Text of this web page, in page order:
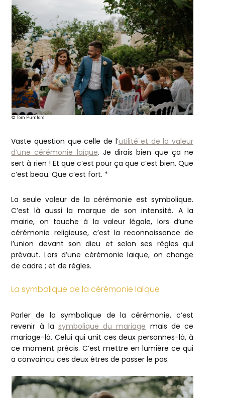
© Tom Pumford
Vaste question que celle de l’utilité et de la valeur
d’une cérémonie laïque. Je dirais bien que ça ne
sert à rien ! Et que c’est pour ça que c’est bien. Que
c’est beau. Que c’est fort. *
La seule valeur de la cérémonie est symbolique.
C’est là aussi la marque de son intensité. A la
mairie, on touche à la valeur légale, lors d’une
cérémonie religieuse, c’est la reconnaissance de
l’union devant son dieu et selon ses règles qui
prévaut. Lors d’une cérémonie laïque, on change
de cadre ; et de règles.
La symbolique de la cérémonie laïque
Parler de la symbolique de la cérémonie, c’est
revenir à la symbolique du mariage mais de ce
mariage-là. Celui qui unit ces deux personnes-là, à
ce moment précis. C’est mettre en lumière ce qui
a convaincu ces deux êtres de passer le pas.